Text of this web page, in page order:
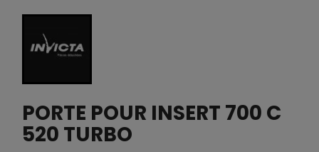
PORTE POUR INSERT 700 C
520 TURBO